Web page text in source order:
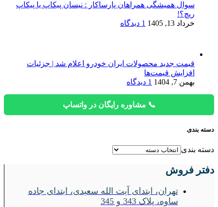
سوال همیشگی همراهان پارساکار : نیسان پیکاپ یا پیکاپ
ریچ؟!
خرداد 13, 1405
1 دیدگاه
قیمت جدید محصولات ایران خودرو اعلام شد | جزئیات
افزایش قیمت‌ها
بهمن 7, 1404
1 دیدگاه
📞 مشاوره رایگان در واتساپ
دسته بندی
دسته بندی
دفتر فروش
تهران، ابتدای آیت الله سعیدی، ابتدای جاده
ساوه، پلاک 343 و 345